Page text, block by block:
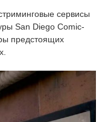
сервисы
San Diego Comic-
предстоящих